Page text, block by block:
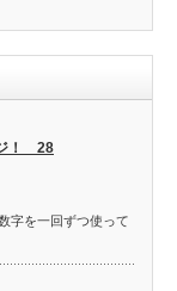
！ 28
字を一回ずつ使って